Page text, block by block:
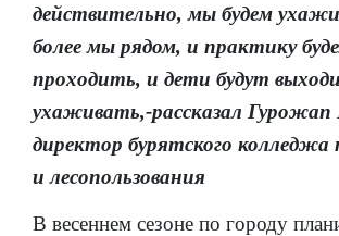
действительно, мы будем
более мы рядом, и практику
проходить, и дети будут
ухаживать,-рассказал
директор бурятского колледжа
и лесопользования
В весеннем сезоне по городу